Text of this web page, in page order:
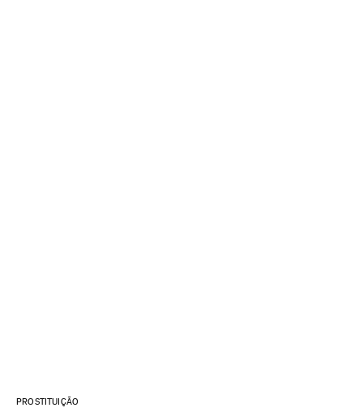
PROSTITUIÇÃO